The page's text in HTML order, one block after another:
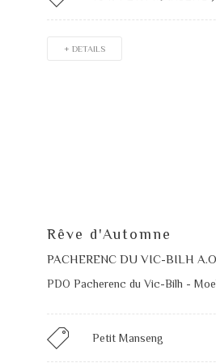
+ DETAILS
Rêve d'Automne
PACHERENC DU VIC-BILH
PDO Pacherenc du Vic-Bilh -
Petit Manseng